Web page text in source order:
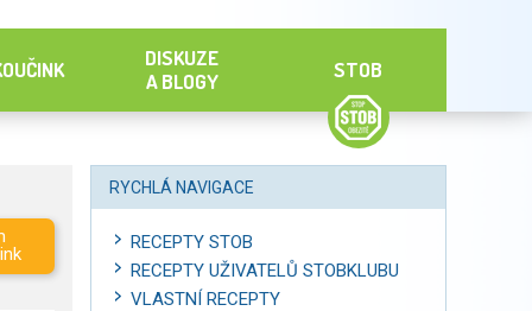
DISKUZE
A BLOGY
STOB
RYCHLÁ NAVIGACE
RECEPTY STOB
RECEPTY UŽIVATELŮ STOBKLUBU
VLASTNÍ RECEPTY